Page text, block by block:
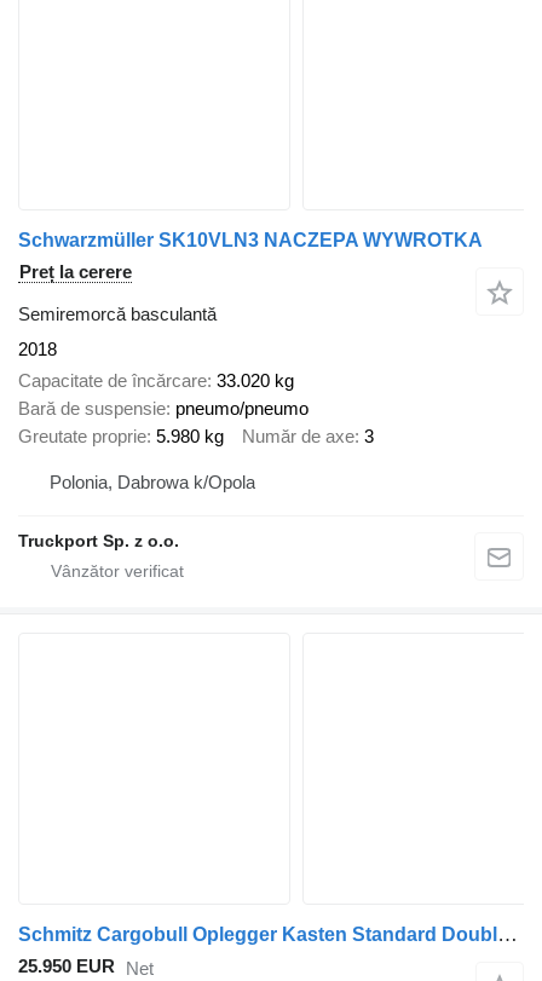
Schwarzmüller SK10VLN3 NACZEPA WYWROTKA
Preț la cerere
Semiremorcă basculantă
2018
Capacitate de încărcare 33.020 kg
Bară de suspensie pneumo/pneumo
Greutate proprie 5.980 kg Număr de axe 3
Polonia, Dabrowa k/Opola
Truckport Sp. z o.o.
Schmitz Cargobull Oplegger Kasten Standard Double deck
25.950 EUR Net